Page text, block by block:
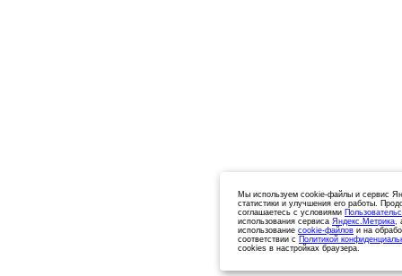
Мы используем cookie-файлы и сервис
статистики и улучшения его работы.
соглашаетесь с условиями
использования сервиса Яндекс.Метрика,
использование cookie-файлов и на
соответствии с Политикой
cookies в настройках браузера.